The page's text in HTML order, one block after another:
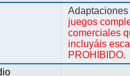
juegos
comerciales
incluyáis
PROHIBIDO.